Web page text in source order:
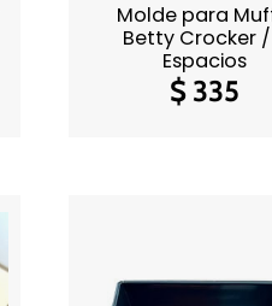
Molde para
Betty Crocker
Espacios
$ 335